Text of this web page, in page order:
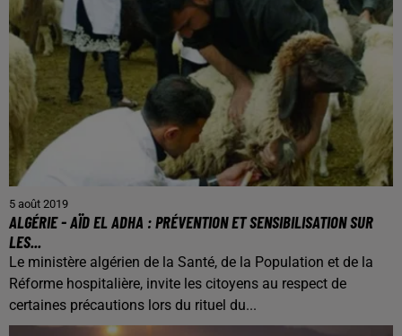
5 août 2019
ALGÉRIE - AÏD EL ADHA : PRÉVENTION ET SENSIBILISATION SUR
LES...
Le ministère algérien de la Santé, de la Population et de la
Réforme hospitalière, invite les citoyens au respect de
certaines précautions lors du rituel du...